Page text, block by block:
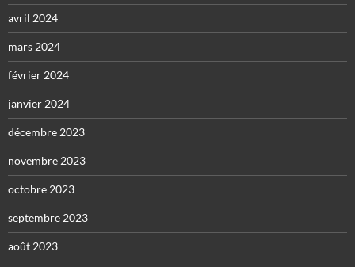
avril 2024
mars 2024
février 2024
janvier 2024
décembre 2023
novembre 2023
octobre 2023
septembre 2023
août 2023